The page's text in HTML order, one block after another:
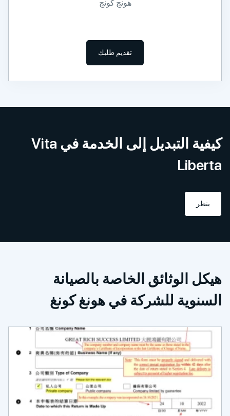
كيفية التبديل إلى الخدمة في Vita
الخاصة بالصيانة
للشركة في هونغ كونغ